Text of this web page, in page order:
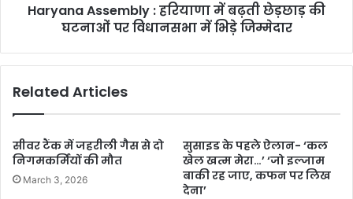
Haryana Assembly : हरियाणा में बढ़ती छेड़छाड़ की
घटनाओं पर विधानसभा में भिड़े जिम्मेदार
Related Articles
सीवर टैंक में जहरीली गैस से दो
निगमकर्मियों की मौत
March 3, 2026
सुसाइड के पहले ऐलान- ‘कल
खेल खत्म मेरा…’ ‘जो इल्जाम
बाकी रह जाए, कफन पर लिख
देना’